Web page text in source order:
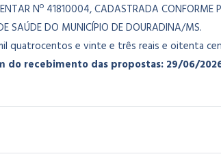
Nº 41810004, CADASTRADA
SAÚDE DO MUNICÍPIO DE DOURADINA/MS.
quatrocentos e vinte e três reais e oitenta
do recebimento das propostas: 29/06/